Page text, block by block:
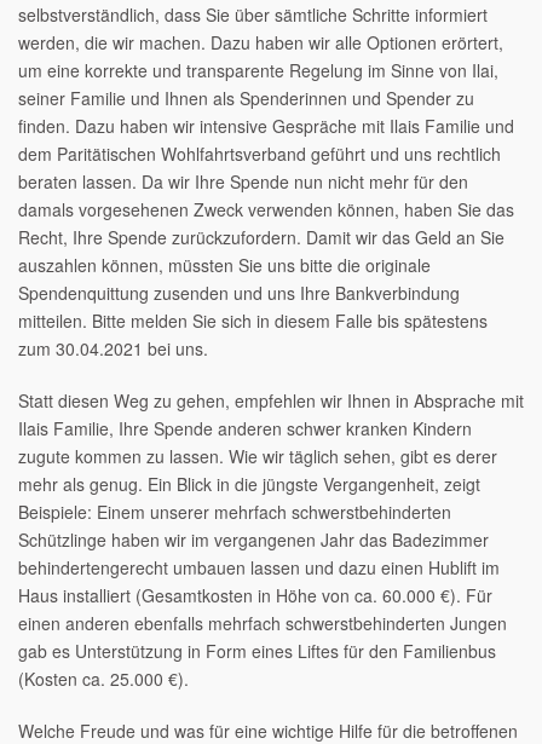
selbstverständlich, dass Sie über sämtliche Schritte informiert
werden, die wir machen. Dazu haben wir alle Optionen erörtert,
um eine korrekte und transparente Regelung im Sinne von Ilai,
seiner Familie und Ihnen als Spenderinnen und Spender zu
finden. Dazu haben wir intensive Gespräche mit Ilais Familie und
dem Paritätischen Wohlfahrtsverband geführt und uns rechtlich
beraten lassen. Da wir Ihre Spende nun nicht mehr für den
damals vorgesehenen Zweck verwenden können, haben Sie das
Recht, Ihre Spende zurückzufordern. Damit wir das Geld an Sie
auszahlen können, müssten Sie uns bitte die originale
Spendenquittung zusenden und uns Ihre Bankverbindung
mitteilen. Bitte melden Sie sich in diesem Falle bis spätestens
zum 30.04.2021 bei uns.
Statt diesen Weg zu gehen, empfehlen wir Ihnen in Absprache mit
Ilais Familie, Ihre Spende anderen schwer kranken Kindern
zugute kommen zu lassen. Wie wir täglich sehen, gibt es derer
mehr als genug. Ein Blick in die jüngste Vergangenheit, zeigt
Beispiele: Einem unserer mehrfach schwerstbehinderten
Schützlinge haben wir im vergangenen Jahr das Badezimmer
behindertengerecht umbauen lassen und dazu einen Hublift im
Haus installiert (Gesamtkosten in Höhe von ca. 60.000 €). Für
einen anderen ebenfalls mehrfach schwerstbehinderten Jungen
gab es Unterstützung in Form eines Liftes für den Familienbus
(Kosten ca. 25.000 €).
Welche Freude und was für eine wichtige Hilfe für die betroffenen